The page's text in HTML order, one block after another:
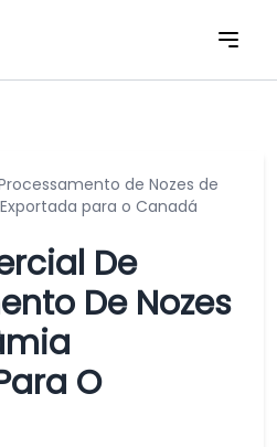
de Nozes de
para o Canadá
De
De Nozes
O